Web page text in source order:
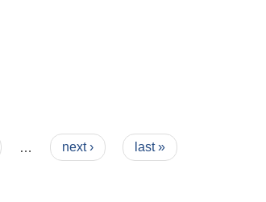
… next › last »